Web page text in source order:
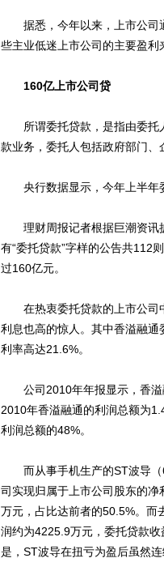
据悉，今年以来，上市公司
些主业低迷上市公司的主要盈利
160亿上市公司贷
所谓委托贷款，是指由委托
款业务，委托人包括政府部门、
央行数据显示，今年上半年委
理财周报记者根据巨潮资讯
有“委托贷款”字样的公告共112
过160亿元。
在热衷委托贷款的上市公司中
利息也高的惊人。其中香溢融
利率高达21.6%。
公司2010年年报显示，香溢
2010年香溢融通的利润总额为
利润总额的48%。
而从事手机生产的ST波导（
司实现归属于上市公司股东的
万元，占比达前者的50.5%。而
润约为4225.9万元，委托贷款
是，ST波导在扭亏为盈后虽然